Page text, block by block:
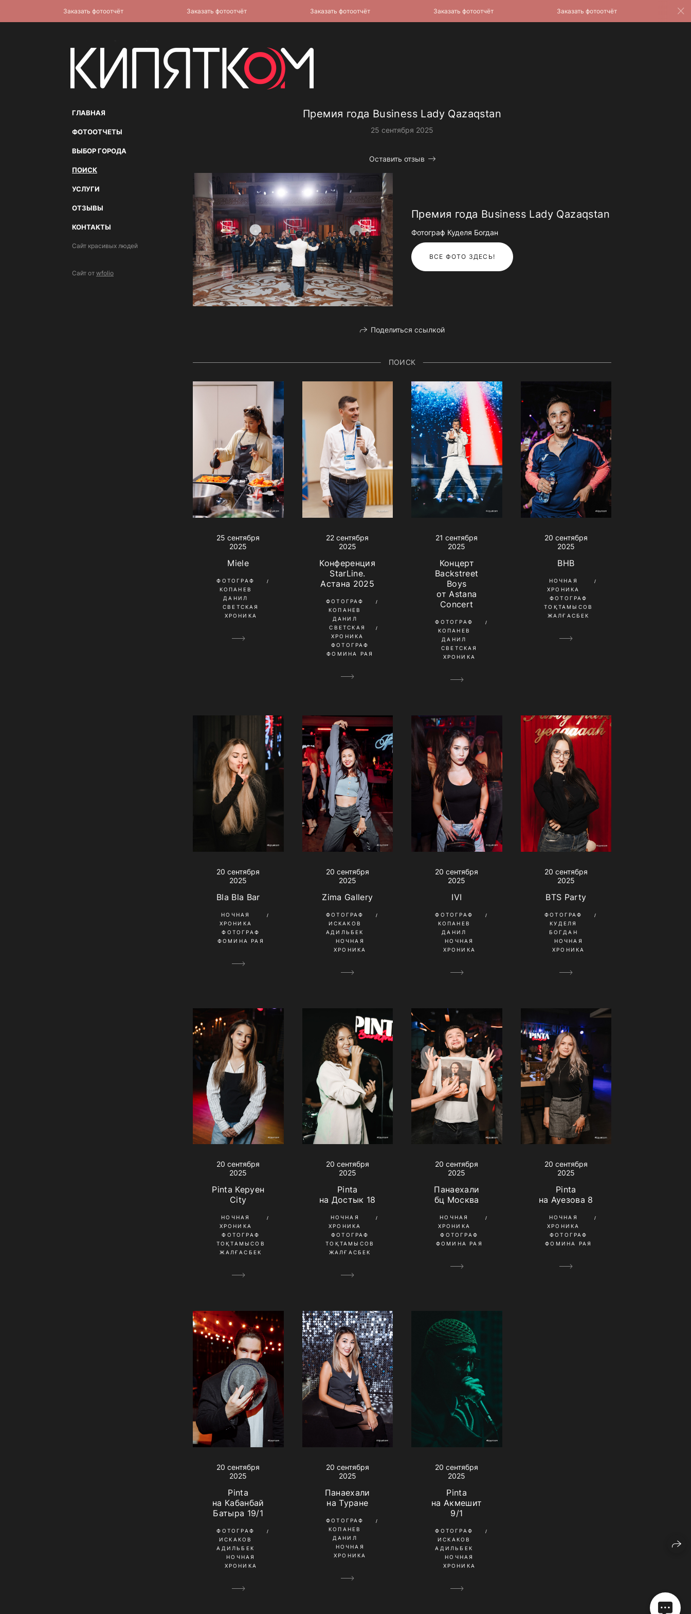
ГЛАВНАЯ
ФОТООТЧЕТЫ
ВЫБОР ГОРОДА
ПОИСК
УСЛУГИ
ОТЗЫВЫ
КОНТАКТЫ
Сайт красивых людей
Сайт от wfolio
Премия года Business Lady Qazaqstan
25 сентября 2025
Оставить отзыв
Премия года Business Lady Qazaqstan
Фотограф Куделя Богдан
ВСЕ ФОТО ЗДЕСЬ!
Поделиться ссылкой
ПОИСК
25 сентября
2025
Miele
ФОТОГРАФ
КОПАНЕВ
ДАНИЛ
СВЕТСКАЯ
ХРОНИКА
22 сентября
2025
Конференция
StarLine.
Астана 2025
ФОТОГРАФ
КОПАНЕВ
ДАНИЛ
СВЕТСКАЯ
ХРОНИКА
ФОТОГРАФ
ФОМИНА РАЯ
21 сентября
2025
Концерт
Backstreet
Boys
от Astana
Concert
ФОТОГРАФ
КОПАНЕВ
ДАНИЛ
СВЕТСКАЯ
ХРОНИКА
20 сентября
2025
BHB
НОЧНАЯ
ХРОНИКА
ФОТОГРАФ
ТОҚТАМЫСОВ
ЖАЛҒАСБЕК
20 сентября
2025
Bla Bla Bar
НОЧНАЯ
ХРОНИКА
ФОТОГРАФ
ФОМИНА РАЯ
20 сентября
2025
Zima Gallery
ФОТОГРАФ
ИСКАКОВ
АДИЛЬБЕК
НОЧНАЯ
ХРОНИКА
20 сентября
2025
IVI
ФОТОГРАФ
КОПАНЕВ
ДАНИЛ
НОЧНАЯ
ХРОНИКА
20 сентября
2025
BTS Party
ФОТОГРАФ
КУДЕЛЯ
БОГДАН
НОЧНАЯ
ХРОНИКА
20 сентября
2025
Pinta Керуен
City
НОЧНАЯ
ХРОНИКА
ФОТОГРАФ
ТОҚТАМЫСОВ
ЖАЛҒАСБЕК
20 сентября
2025
Pinta
на Достык 18
НОЧНАЯ
ХРОНИКА
ФОТОГРАФ
ТОҚТАМЫСОВ
ЖАЛҒАСБЕК
20 сентября
2025
Панаехали
бц Москва
НОЧНАЯ
ХРОНИКА
ФОТОГРАФ
ФОМИНА РАЯ
20 сентября
2025
Pinta
на Ауезова 8
НОЧНАЯ
ХРОНИКА
ФОТОГРАФ
ФОМИНА РАЯ
20 сентября
2025
Pinta
на Кабанбай
Батыра 19/1
ФОТОГРАФ
ИСКАКОВ
АДИЛЬБЕК
НОЧНАЯ
ХРОНИКА
20 сентября
2025
Панаехали
на Туране
ФОТОГРАФ
КОПАНЕВ
ДАНИЛ
НОЧНАЯ
ХРОНИКА
20 сентября
2025
Pinta
на Акмешит
9/1
ФОТОГРАФ
ИСКАКОВ
АДИЛЬБЕК
НОЧНАЯ
ХРОНИКА
Заказать фотоотчёт Заказать фотоотчёт Заказать фотоотчёт Заказать фотоотчёт Заказать фотоотчёт